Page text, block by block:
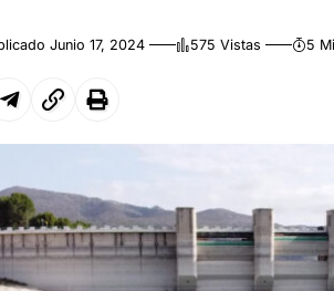
Junio 17, 2024 575 Vistas 5